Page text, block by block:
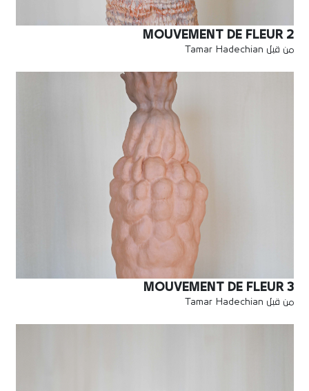
MOUVEMENT DE FLEUR 2
من قبل Tamar Hadechian
MOUVEMENT DE FLEUR 3
من قبل Tamar Hadechian